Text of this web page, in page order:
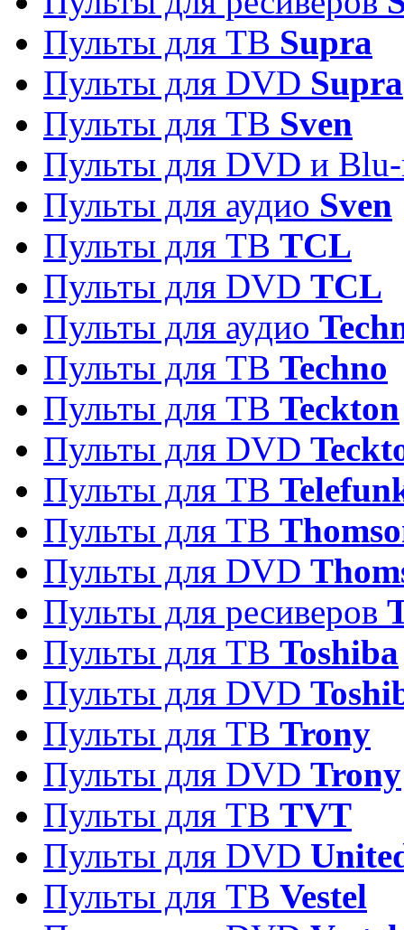
Пульты для ТВ Supra
Пульты для DVD Supra
Пульты для ТВ Sven
Пульты для DVD и
Пульты для аудио Sven
Пульты для ТВ TCL
Пульты для DVD TCL
Пульты для аудио
Пульты для ТВ Techno
Пульты для ТВ Teckton
Пульты для DVD
Пульты для ТВ
Пульты для ТВ
Пульты для DVD
Пульты для ресиверов
Пульты для ТВ Toshiba
Пульты для DVD
Пульты для ТВ Trony
Пульты для DVD Trony
Пульты для ТВ TVT
Пульты для DVD
Пульты для ТВ Vestel